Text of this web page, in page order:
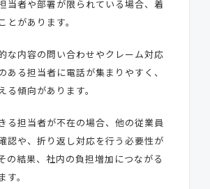
当者や部署が限られている場合、着
とがあります。
な内容の問い合わせやクレーム対応
ある担当者に電話が集まりやすく、
る傾向があります。
る担当者が不在の場合、他の従業員
認や、折り返し対応を行う必要性が
の結果、社内の負担増加につながる
。